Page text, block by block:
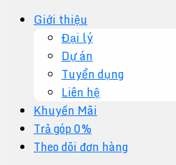
Giới thiệu
Đại lý
Dự án
Tuyển dụng
Liên hệ
Khuyến Mãi
Trả góp 0%
Theo dõi đơn hàng